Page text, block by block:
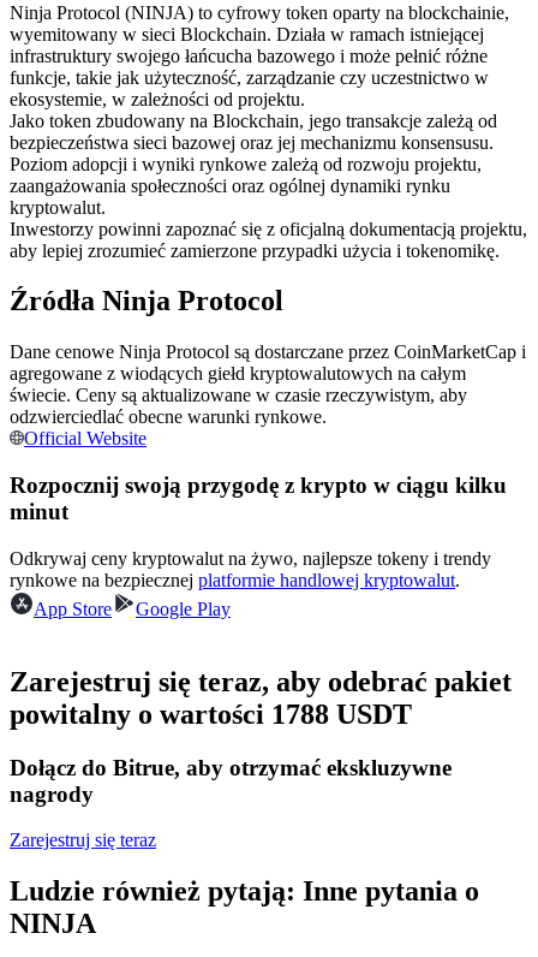
Kopiowanie Transakcji
Dołącz do najlepszych traderów
Zostań traderem kopiującym
Ciesz się podziałem zysków i prowizjami z kopiowania
transakcji
Informacja
Analiza Big Data, w tym informacje handlowe itp.
Ninja Protocol (NINJA) to cyfrowy token oparty na blockchainie,
wyemitowany w sieci Blockchain. Działa w ramach istniejącej
infrastruktury swojego łańcucha bazowego i może pełnić różne
funkcje, takie jak użyteczność, zarządzanie czy uczestnictwo w
ekosystemie, w zależności od projektu.
Jako token zbudowany na Blockchain, jego transakcje zależą od
bezpieczeństwa sieci bazowej oraz jej mechanizmu konsensusu.
Poziom adopcji i wyniki rynkowe zależą od rozwoju projektu,
zaangażowania społeczności oraz ogólnej dynamiki rynku
kryptowalut.
Inwestorzy powinni zapoznać się z oficjalną dokumentacją projektu,
aby lepiej zrozumieć zamierzone przypadki użycia i tokenomikę.
Źródła Ninja Protocol
Dane cenowe Ninja Protocol są dostarczane przez CoinMarketCap i
agregowane z wiodących giełd kryptowalutowych na całym
świecie. Ceny są aktualizowane w czasie rzeczywistym, aby
odzwierciedlać obecne warunki rynkowe.
Official Website
Rozpocznij swoją przygodę z krypto w ciągu kilku
minut
Odkrywaj ceny kryptowalut na żywo, najlepsze tokeny i trendy
rynkowe na bezpiecznej platformie handlowej kryptowalut.
App Store
Google Play
Zarejestruj się teraz, aby odebrać pakiet
powitalny o wartości 1788 USDT
Dołącz do Bitrue, aby otrzymać ekskluzywne
nagrody
Zarejestruj się teraz
Ludzie również pytają: Inne pytania o
NINJA